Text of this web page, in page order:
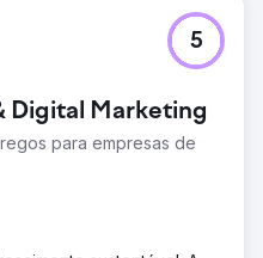
Digital Marketing
para empresas de
5